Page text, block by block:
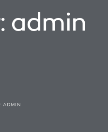
admin
ADMIN